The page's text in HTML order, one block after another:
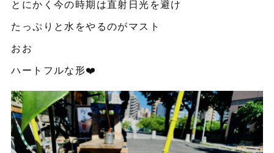
とにかく今の時期は直射日光を避け
たっぷりと水をやるのがマスト
おお
ハートフルな形❤️